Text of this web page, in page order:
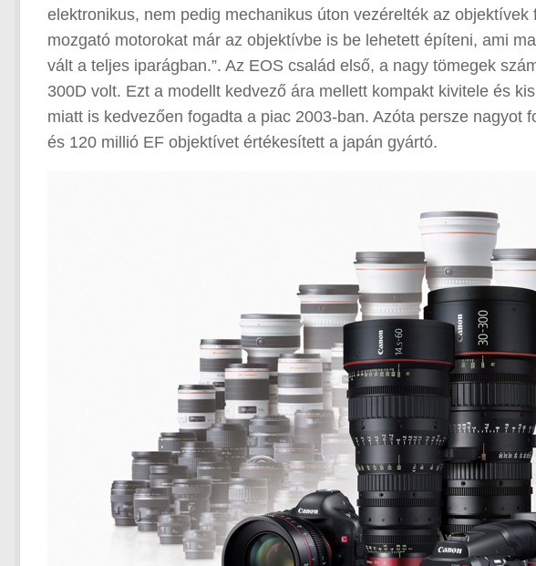
elektronikus, nem pedig mechanikus úton vezérelték az
mozgató motorokat már az objektívbe is be lehetett építeni, ami
vált a teljes iparágban.”. Az EOS család első, a nagy tömegek
300D volt. Ezt a modellt kedvező ára mellett kompakt kivitele és
miatt is kedvezően fogadta a piac 2003-ban. Azóta persze nagyot
és 120 millió EF objektívet értékesített a japán gyártó.